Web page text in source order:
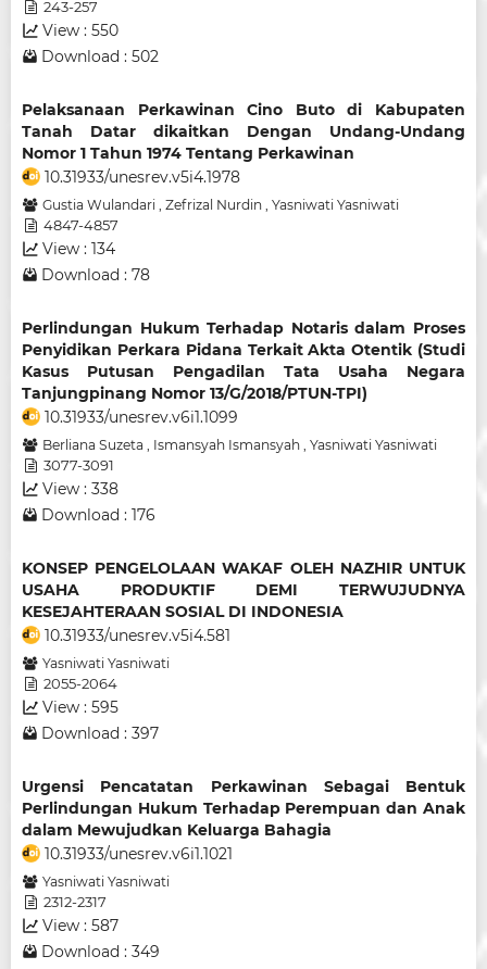
243-257
View : 550
Download : 502
Pelaksanaan Perkawinan Cino Buto di Kabupaten
Tanah Datar dikaitkan Dengan Undang-Undang
Nomor 1 Tahun 1974 Tentang Perkawinan
10.31933/unesrev.v5i4.1978
Gustia Wulandari Zefrizal Nurdin Yasniwati Yasniwati
4847-4857
View : 134
Download : 78
Perlindungan Hukum Terhadap Notaris dalam Proses
Penyidikan Perkara Pidana Terkait Akta Otentik (Studi
Kasus Putusan Pengadilan Tata Usaha Negara
Tanjungpinang Nomor 13/G/2018/PTUN-TPI)
10.31933/unesrev.v6i1.1099
Berliana Suzeta Ismansyah Ismansyah Yasniwati Yasniwati
3077-3091
View : 338
Download : 176
KONSEP PENGELOLAAN WAKAF OLEH NAZHIR UNTUK
USAHA PRODUKTIF DEMI TERWUJUDNYA
KESEJAHTERAAN SOSIAL DI INDONESIA
10.31933/unesrev.v5i4.581
Yasniwati Yasniwati
2055-2064
View : 595
Download : 397
Urgensi Pencatatan Perkawinan Sebagai Bentuk
Perlindungan Hukum Terhadap Perempuan dan Anak
dalam Mewujudkan Keluarga Bahagia
10.31933/unesrev.v6i1.1021
Yasniwati Yasniwati
2312-2317
View : 587
Download : 349